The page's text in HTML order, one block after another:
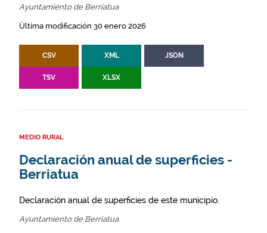
Ayuntamiento de Berriatua
Última modificación 30 enero 2026
CSV XML JSON
TSV XLSX
MEDIO RURAL
Declaración anual de superficies -
Berriatua
Declaración anual de superficies de este municipio.
Ayuntamiento de Berriatua